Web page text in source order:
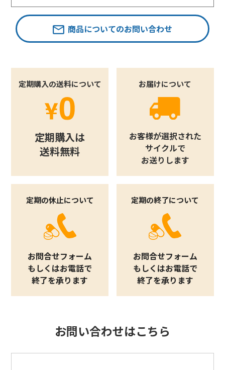
商品についてのお問い合わせ
定期購入の送料について
定期購入は
送料無料
お届けについて
お客様が選択された
サイクルで
お送りします
定期の休止について
お問合せフォーム
もしくはお電話で
終了を承ります
定期の終了について
お問合せフォーム
もしくはお電話で
終了を承ります
お問い合わせはこちら